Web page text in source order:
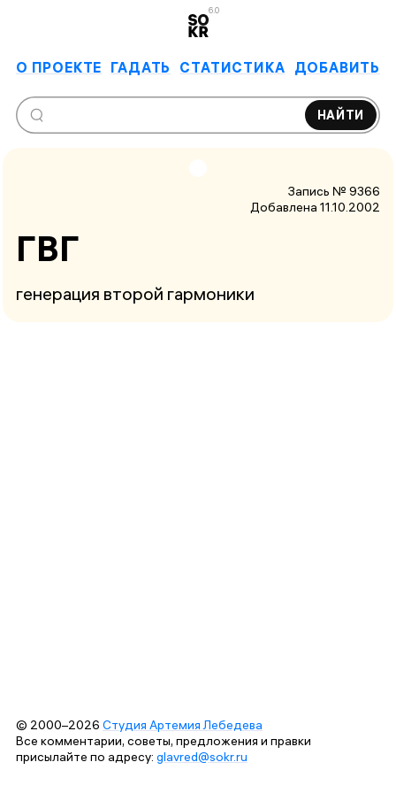
6.0
О ПРОЕКТЕ ГАДАТЬ СТАТИСТИКА ДОБАВИТЬ
НАЙТИ
Запись № 9366
Добавлена 11.10.2002
ГВГ
генерация второй гармоники
© 2000–2026 Студия Артемия Лебедева
Все комментарии, советы, предложения и правки
присылайте по адресу: glavred@sokr.ru